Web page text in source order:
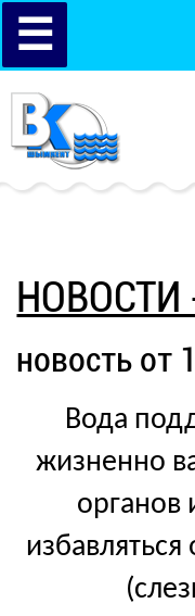
☰
НОВОСТИ
новость от
Вода
жизненно
органов